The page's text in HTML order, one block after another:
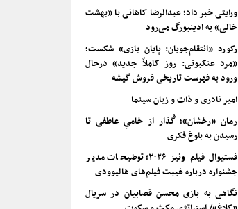
ورایتی خبر داد؛ عبدالرضا کاهانی با «بهشت
خالی» به ادینبورگ می‌رود
رکورد «انتقام‌جویان: پایان بازی» شکست؛
«مرد عنکبوتی: روز کاملاً جدید» درحال
ورود به فهرست تاریخی فروش گیشه
امیر نادری و ذات و زبان سینما
رمان «رخشان»؛ گُذار از خامیِ عاطفی تا
رسیدن به بلوغ فکری
فستیوال فیلم ونیز ۲۰۲۶؛ توضیحات مدیر
جشنواره درباره غیبت فیلم‌های هالیوودی
نگاهی به بازی محسن قصابیان در سریال